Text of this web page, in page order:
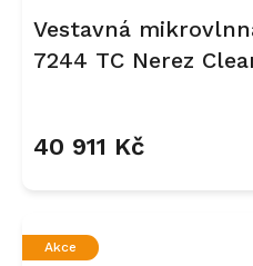
Vestavná
7244 TC Nerez
40 911 Kč
Akce